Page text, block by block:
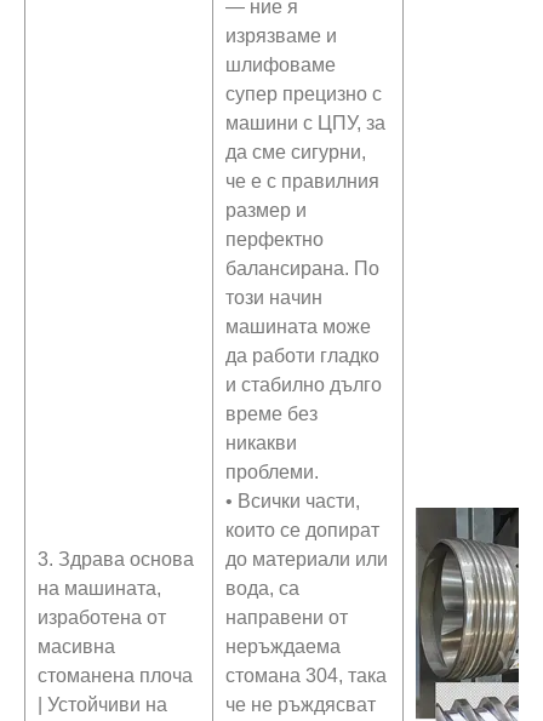
3. Здрава основа
на машината,
изработена от
масивна
стоманена плоча
| Устойчиви на
— ние я
изрязваме и
шлифоваме
супер прецизно с
машини с ЦПУ, за
да сме сигурни,
че е с правилния
размер и
перфектно
балансирана. По
този начин
машината може
да работи гладко
и стабилно дълго
време без
никакви
проблеми.
• Всички части,
които се допират
до материали или
вода, са
направени от
неръждаема
стомана 304, така
че не ръждясват